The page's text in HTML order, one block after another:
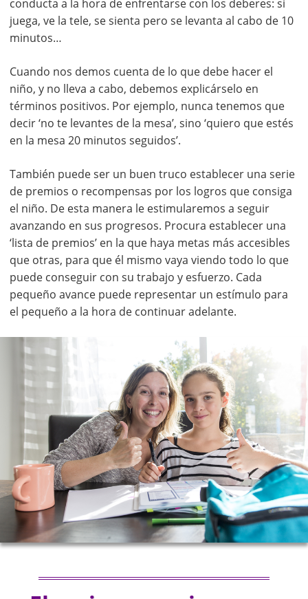
conducta a la hora de enfrentarse con los deberes: si
juega, ve la tele, se sienta pero se levanta al cabo de 10
minutos…
Cuando nos demos cuenta de lo que debe hacer el
niño, y no lleva a cabo, debemos explicárselo en
términos positivos. Por ejemplo, nunca tenemos que
decir ‘no te levantes de la mesa’, sino ‘quiero que estés
en la mesa 20 minutos seguidos’.
También puede ser un buen truco establecer una serie
de premios o recompensas por los logros que consiga
el niño. De esta manera le estimularemos a seguir
avanzando en sus progresos. Procura establecer una
‘lista de premios’ en la que haya metas más accesibles
que otras, para que él mismo vaya viendo todo lo que
puede conseguir con su trabajo y esfuerzo. Cada
pequeño avance puede representar un estímulo para
el pequeño a la hora de continuar adelante.